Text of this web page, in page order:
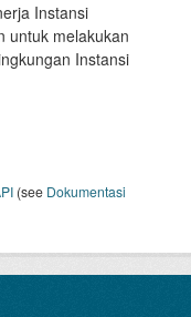
Instansi
untuk melakukan
Instansi
(see Dokumentasi